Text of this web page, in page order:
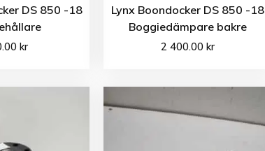
DS 850 -18
kr
Lynx Boondocker DS 850 -18
Boggiedämpare bakre
2 400.00 kr